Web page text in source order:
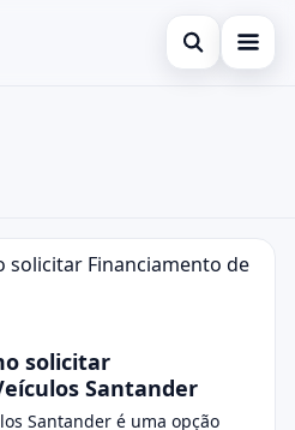
Abrir busca
ou ESC para fechar.
solicitar
Santander
Santander é uma opção